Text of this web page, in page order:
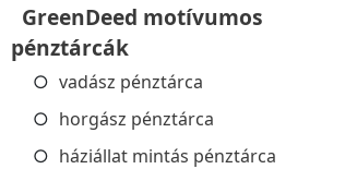
GreenDeed motívumos
pénztárcák
vadász pénztárca
horgász pénztárca
háziállat mintás pénztárca